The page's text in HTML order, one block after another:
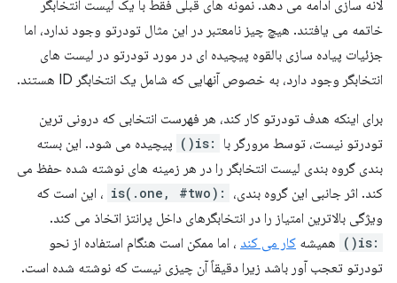
لانه سازی ادامه می دهد. نمونه های قبلی فقط با یک لیست انتخابگر
خاتمه می یافتند. هیچ چیز نامعتبر در این مثال تودرتو وجود ندارد، اما
جزئیات پیاده سازی بالقوه پیچیده ای در مورد تودرتو در لیست های
انتخابگر وجود دارد، به خصوص آنهایی که شامل یک انتخابگر ID هستند.
برای اینکه هدف تودرتو کار کند، هر فهرست انتخابی که درونی ترین
تودرتو نیست، توسط مرورگر با
:is()
پیچیده می شود. این بسته
بندی گروه بندی لیست انتخابگر را در هر زمینه های نوشته شده حفظ می
کند. اثر جانبی این گروه بندی،
:is(.one, #two)
، این است که
ویژگی بالاترین امتیاز را در انتخابگرهای داخل پرانتز اتخاذ می کند.
:is() همیشه کار می کند ، اما ممکن است هنگام استفاده از نحو
تودرتو تعجب آور باشد زیرا دقیقاً آن چیزی نیست که نوشته شده است.